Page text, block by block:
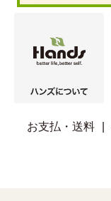
お支払・送料